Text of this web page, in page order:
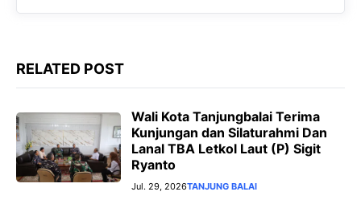
r
RELATED POST
Wali Kota Tanjungbalai Terima
Kunjungan dan Silaturahmi Dan
Lanal TBA Letkol Laut (P) Sigit
Ryanto
Jul. 29, 2026TANJUNG BALAI